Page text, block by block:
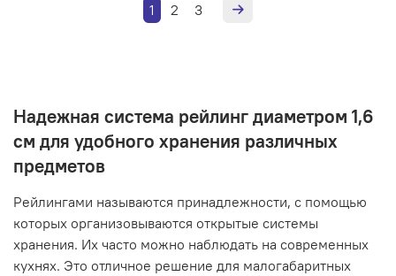
1 2 3
Надежная система рейлинг диаметром 1,6
см для удобного хранения различных
предметов
Рейлингами называются принадлежности, с помощью
которых организовываются открытые системы
хранения. Их часто можно наблюдать на современных
кухнях. Это отличное решение для малогабаритных